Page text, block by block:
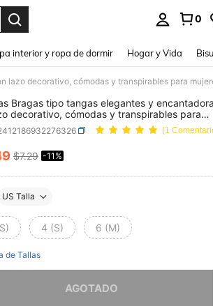
0
interior y ropa de dormir Hogar y Vida
lazo decorativo, cómodas y transpirables para
Bragas tipo tangas elegantes y
decorativo, cómodas y transpirables para
(1
AND
$7.29 -11%
US Talla
4 (S) 6 (M)
de Tallas
AGOTADO